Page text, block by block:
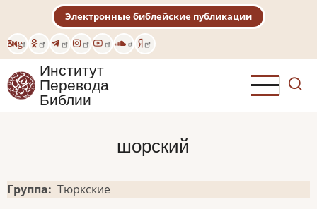
основному
содержанию
Eng
Электронные библейские публикации
Институт
Перевода
Библии
шорский
Группа
Тюркские